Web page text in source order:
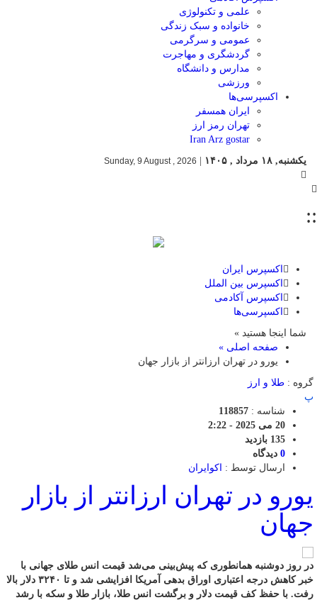
علمی و تکنولوژی
خانواده و سبک زندگی
عمومی و سرگرمی
گردشگری و مهاجرت
مدارس و دانشگاه
ورزشی
اکسپرسی‌ها
ایران همسفر
تهران رمز ارز
Iran Arz gostar
یکشنبه, ۱۸ مرداد , ۱۴۰۵
Sunday, 9 August , 2026
::
اکسپرس ایران
اکسپرس بین الملل
اکسپرس آکادمی
اکسپرسی‌ها
شما اینجا هستید »
صفحه اصلی »
یورو در تهران ارزانتر از بازار جهان
گروه : طلا و ارز
پ
شناسه : 118857
20 می 2025 - 2:22
135 بازدید
0 دیدگاه
ارسال توسط : اکوایران
یورو در تهران ارزانتر از بازار
جهان
در روز دوشنبه همانطوری که پیش‌بینی می‌شد قیمت انس طلای جهانی با
خبر کاهش درجه اعتباری اوراق بدهی آمریکا افزایشی شد و تا ۳۲۴۰ دلار بالا
رفت. با حفظ کف قیمت دلار و برگشت انس طلا، بازار طلا و سکه با رشد